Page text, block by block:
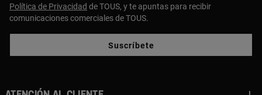
Política de Privacidad de TOUS, y te apuntas para recibir
comunicaciones comerciales de TOUS.
Suscríbete